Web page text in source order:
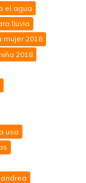
el agua
lluvia
2018
2018
usa